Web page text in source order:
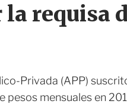
requisa
Privada (APP)
pesos mensuales en